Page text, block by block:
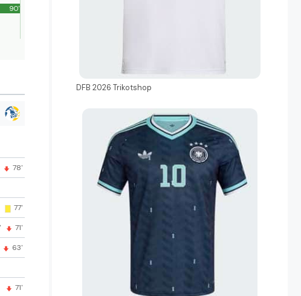
90'
78'
77'
71'
63'
71'
DFB 2026 Trikotshop